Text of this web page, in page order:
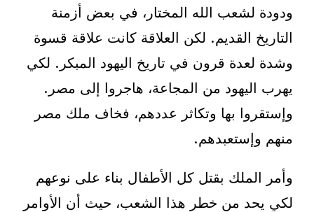
ودودة لشعب الله المختار، في بعض أزمنة
التاريخ القديم. لكن العلاقة كانت علاقة قسوة
وشدة لعدة قرون في تاريخ اليهود المبكر. لكي
يهرب اليهود من المجاعة، هاجروا إلى مصر.
وإستقروا بها وتكاثر عددهم، فخاف ملك مصر
منهم وإستعبدهم.
وأمر الملك بقتل كل الأطفال بناء على نوعهم
لكي يحد من خطر هذا الشعب، حيث أن الأوامر